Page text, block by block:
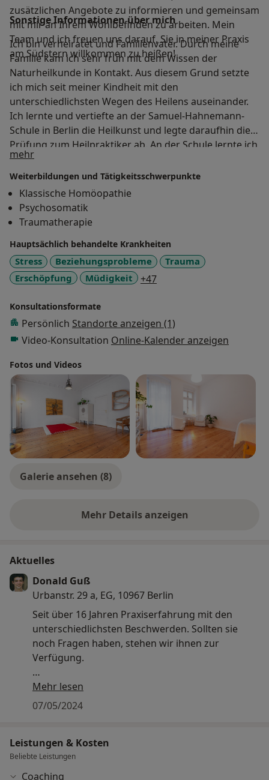
zusätzlichen Angebote zu informieren und gemeinsam
mit mir an Ihrem Wohlbefinden zu arbeiten. Mein
Team und ich freuen uns darauf, Sie in meiner Praxis
am Südstern willkommen zu heißen!
Sonstige Informationen über mich
Ich bin verheiratet und Familienvater. Durch meine
Familie kam ich sehr früh mit dem Wissen der
Naturheilkunde in Kontakt. Aus diesem Grund setzte
ich mich seit meiner Kindheit mit den
unterschiedlichsten Wegen des Heilens auseinander.
Ich lernte und vertiefte an der Samuel-Hahnemann-
Schule in Berlin die Heilkunst und legte daraufhin die
Prüfung zum Heilpraktiker ab. An der Schule lernte ich
sechs Jahre Homöopathie und schamanische
Heilweisen. Ich lernte und erlebte zwei Jahre einen
mich zutiefst verwandelnden Weg: Das Familienstellen
nach Bärbel Prenzel-Hermansen. Später reiste ich
nach Nordamerika und kam in Kontakt mit den
dortigen Native Americans. Seither verbringe ich jedes
Jahr bis zu drei Monate dort. Lebe und lerne von ihnen
den “Weg des Helfens”. Heute arbeite ich in meiner
Naturheilpraxis mit den Schwerpunkten:
Psychotherapie, Homöopathie, Schamanismus,
Familienaufstellung. Außerhalb meiner Praxis bin ich
Dozent und Prozessorientierter Coach für Klein-,
Mittel- und Großkunden. So wie Trainer für Haka-Ha.
mehrÜber mich
Weiterbildungen und Tätigkeitsschwerpunkte
Klassische Homöopathie
Psychosomatik
Traumatherapie
Hauptsächlich behandelte Krankheiten
Stress Beziehungsprobleme
Trauma
Erschöpfung
Müdigkeit +47a11y_sr_more_diseases
Konsultationsformate
Persönlich Standorte anzeigen (1)
Video-Konsultation Online-Kalender anzeigen
Fotos und Videos
Galerie ansehen (8)
Mehr Details anzeigen
über Erfahrungen
Aktuelles
Donald Guß
Urbanstr. 29 a, EG, 10967 Berlin
Seit über 16 Jahren Praxiserfahrung mit den
unterschiedlichsten Beschwerden. Sollten sie
noch Fragen haben, stehen wir ihnen zur
Verfügung.
Wenn sie noch Selbstzahler sind und die Kosten
zu 80–100 % erstattet bekommen möchten,
Mehr lesen
07/05/2024
Leistungen & Kosten
Beliebte Leistungen
Coaching